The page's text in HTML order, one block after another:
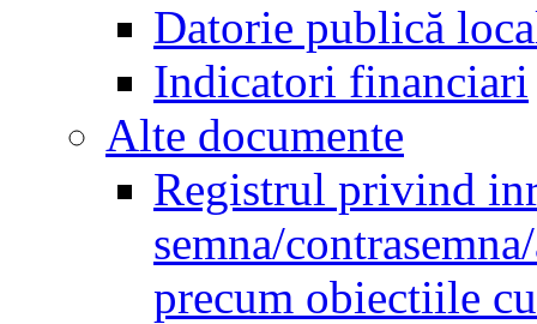
Datorie publică
Indicatori financiari
Alte documente
Registrul privind
semna/
precum obiectiile